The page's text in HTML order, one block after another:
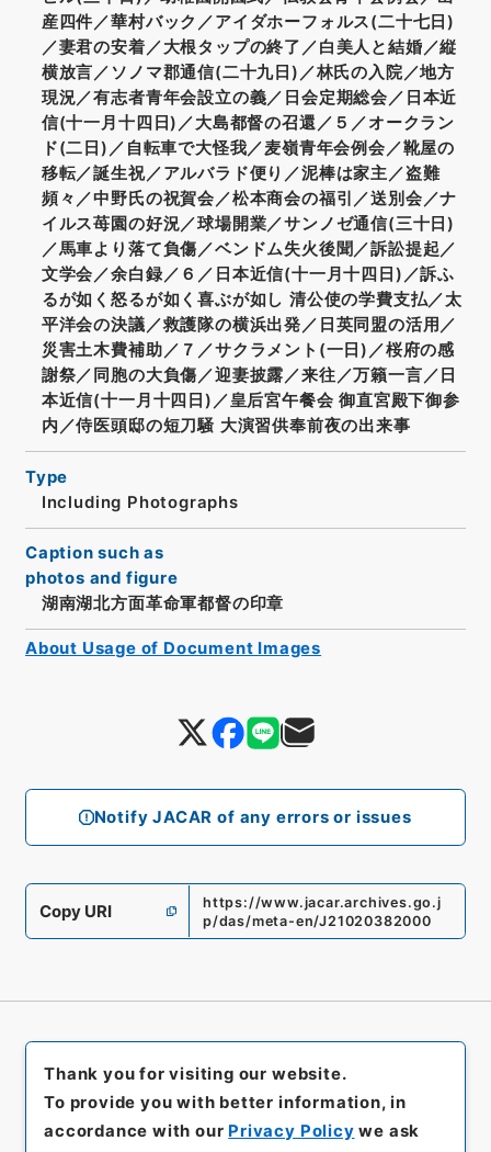
Notify JACAR of any errors or issues
産四件／華村バック／アイダホーフォルス(二十七日)
／妻君の安着／大根タップの終了／白美人と結婚／縦
横放言／ソノマ郡通信(二十九日)／林氏の入院／地方
現況／有志者青年会設立の義／日会定期総会／日本近
信(十一月十四日)／大島都督の召還／５／オークラン
ド(二日)／自転車で大怪我／麦嶺青年会例会／靴屋の
移転／誕生祝／アルバラド便り／泥棒は家主／盗難
頻々／中野氏の祝賀会／松本商会の福引／送別会／ナ
イルス苺園の好況／球場開業／サンノゼ通信(三十日)
／馬車より落て負傷／ベンドム失火後聞／訴訟提起／
文学会／余白録／６／日本近信(十一月十四日)／訴ふ
るが如く怒るが如く喜ぶが如し 清公使の学費支払／太
平洋会の決議／救護隊の横浜出発／日英同盟の活用／
災害土木費補助／７／サクラメント(一日)／桜府の感
謝祭／同胞の大負傷／迎妻披露／来往／万籟一言／日
本近信(十一月十四日)／皇后宮午餐会 御直宮殿下御参
内／侍医頭邸の短刀騒 大演習供奉前夜の出来事
Type
Including Photographs
Caption such as
photos and figure
湖南湖北方面革命軍都督の印章
Copy URI
https://www.jacar.archives.go.j
p/das/meta-en/J21020382000
About Usage of Document Images
Thank you for visiting our website.
To provide you with better information, in
accordance with our Privacy Policy we ask